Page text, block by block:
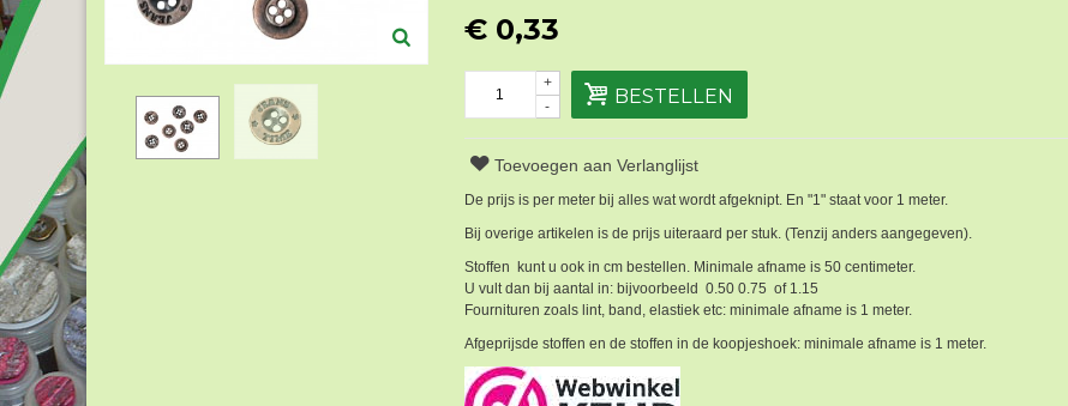
€ 0,33
-
+
BESTELLEN
Toevoegen aan Verlanglijst
De prijs is per meter bij alles wat wordt afgeknipt. En "1" staat voor 1 meter.
Bij overige artikelen is de prijs uiteraard per stuk. (Tenzij anders aangegeven).
Stoffen kunt u ook in cm bestellen. Minimale afname is 50 centimeter.
U vult dan bij aantal in: bijvoorbeeld 0.50 0.75 of 1.15
Fournituren zoals lint, band, elastiek etc: minimale afname is 1 meter.
Afgeprijsde stoffen en de stoffen in de koopjeshoek: minimale afname is 1 meter.